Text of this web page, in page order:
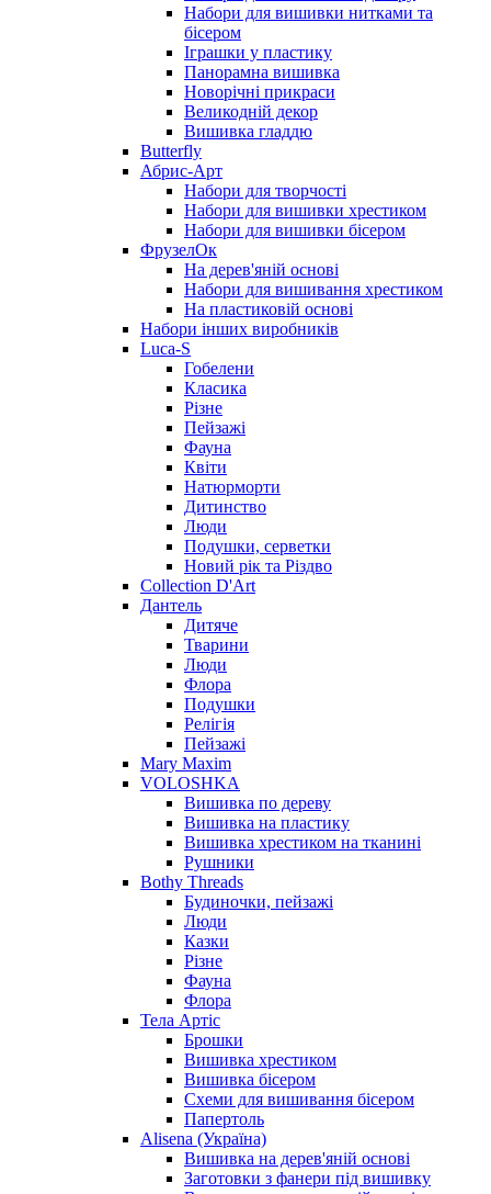
Набори для вишивки нитками та
бісером
Іграшки у пластику
Панорамна вишивка
Новорічні прикраси
Великодній декор
Вишивка гладдю
Butterfly
Абрис-Арт
Набори для творчості
Набори для вишивки хрестиком
Набори для вишивки бісером
ФрузелОк
На дерев'яній основі
Набори для вишивання хрестиком
На пластиковій основі
Набори інших виробників
Luca-S
Гобелени
Класика
Різне
Пейзажі
Фауна
Квіти
Натюрморти
Дитинство
Люди
Подушки, серветки
Новий рік та Різдво
Collection D'Art
Дантель
Дитяче
Тварини
Люди
Флора
Подушки
Релігія
Пейзажі
Mary Maxim
VOLOSHKA
Вишивка по дереву
Вишивка на пластику
Вишивка хрестиком на тканині
Рушники
Bothy Threads
Будиночки, пейзажі
Люди
Казки
Різне
Фауна
Флора
Тела Артіс
Брошки
Вишивка хрестиком
Вишивка бісером
Схеми для вишивання бісером
Папертоль
Alisena (Україна)
Вишивка на дерев'яній основі
Заготовки з фанери під вишивку